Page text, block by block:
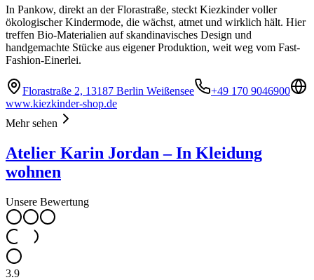
In Pankow, direkt an der Florastraße, steckt Kiezkinder voller
ökologischer Kindermode, die wächst, atmet und wirklich hält. Hier
treffen Bio-Materialien auf skandinavisches Design und
handgemachte Stücke aus eigener Produktion, weit weg vom Fast-
Fashion-Einerlei.
Florastraße 2, 13187 Berlin Weißensee
+49 170 9046900
www.kiezkinder-shop.de
Mehr sehen
Atelier Karin Jordan – In Kleidung
wohnen
Unsere Bewertung
3.9